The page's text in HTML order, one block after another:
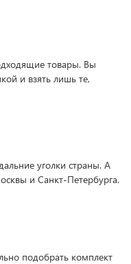
товары. Вы
и взять лишь те,
уголки страны. А
и Санкт-Петербурга.
подобрать комплект